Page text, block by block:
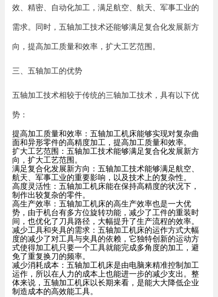
效、精密、自动化加工，满足航空、航天、军事工业的
需求。同时，五轴加工技术还能够满足复合化发展新方
向，提高加工质量和效率，扩大工艺范围。
三、五轴加工的优势
五轴加工技术相较于传统的三轴加工技术，具有以下优
势：
提高加工质量和效率：五轴加工机床能够实现对复杂曲
面和异形零件的高精度加工，提高加工质量和效率。
扩大工艺范围：五轴加工技术能够满足复合化发展新方
向，扩大工艺范围。
满足复合化发展新方向：五轴加工技术能够满足航空、
航天、军事工业的重要影响，以及技术上的复杂性。
高度灵活性：五轴加工机床能在保持高精度的状况下，
制作出较复杂的零件。
高生产效率：五轴加工机床的高生产效率也是一大优
势，由于机台有多方位旋转功能，减少了工件的重装时
间，也优化了刀具路径，大幅提升了生产流程的效率。
减少工具和夹具的需求：五轴加工机床的运作方式大幅
度的减少了对工具与夹具的依赖，它独特创新的运动方
式使得加工机只要一个工具就能完成多角度的加工，避
免了重复换刀的频率。
减少消耗成本：五轴加工机床是由电脑来精准控制加工
运作，所以在人力的成本上也能进一步的减少支出。整
体来说，五轴加工机床以长期来看，是能大大降低企业
制造成本的高效能工具。